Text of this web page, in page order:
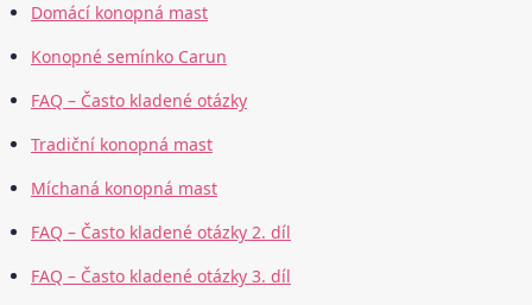
Domácí konopná mast
Konopné semínko Carun
FAQ – Často kladené otázky
Tradiční konopná mast
Míchaná konopná mast
FAQ – Často kladené otázky 2. díl
FAQ – Často kladené otázky 3. díl